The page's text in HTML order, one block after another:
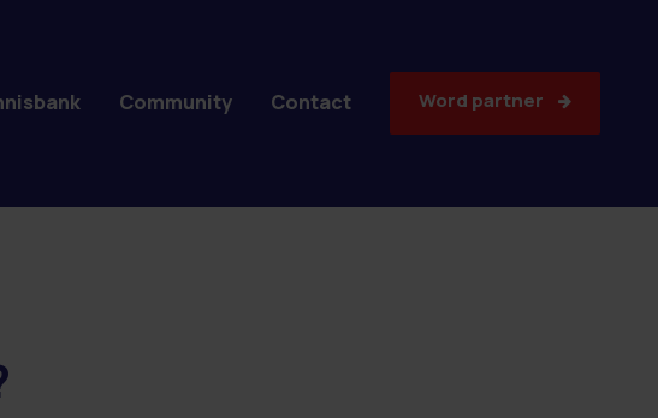
Community Contact Word partner